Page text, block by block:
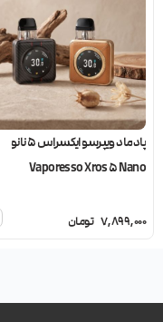
پادماد ویپرسو ایکسراس 5 نانو
Vaporesso Xros 5 Nano
7,899,000 تومان